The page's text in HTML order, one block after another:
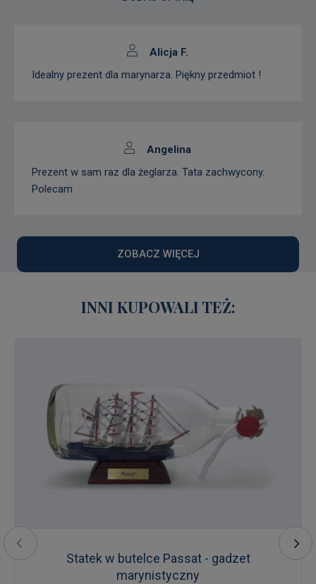
Alicja F.
Idealny prezent dla marynarza. Piękny przedmiot !
Angelina
Prezent w sam raz dla żeglarza. Tata zachwycony.
Polecam
ZOBACZ WIĘCEJ
INNI KUPOWALI TEŻ:
Statek w butelce Passat - gadzet
marynistyczny